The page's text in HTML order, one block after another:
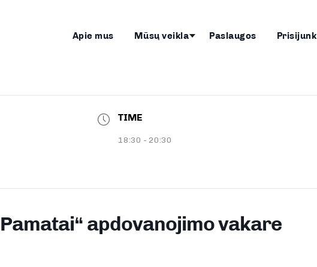
Apie mus Mūsų veikla Paslaugos Prisijunk
TIME
18:30 - 20:30
apdovanojimo vakare